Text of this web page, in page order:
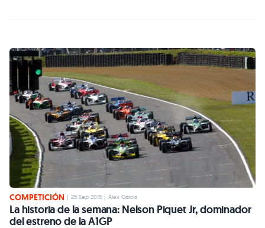
COMPETICIÓN 25 Sep 2015 Àlex Garcia
La historia de la semana: Nelson Piquet Jr, dominador
del estreno de la A1GP